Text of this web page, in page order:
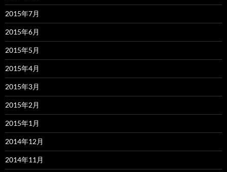
2015年7月
2015年6月
2015年5月
2015年4月
2015年3月
2015年2月
2015年1月
2014年12月
2014年11月